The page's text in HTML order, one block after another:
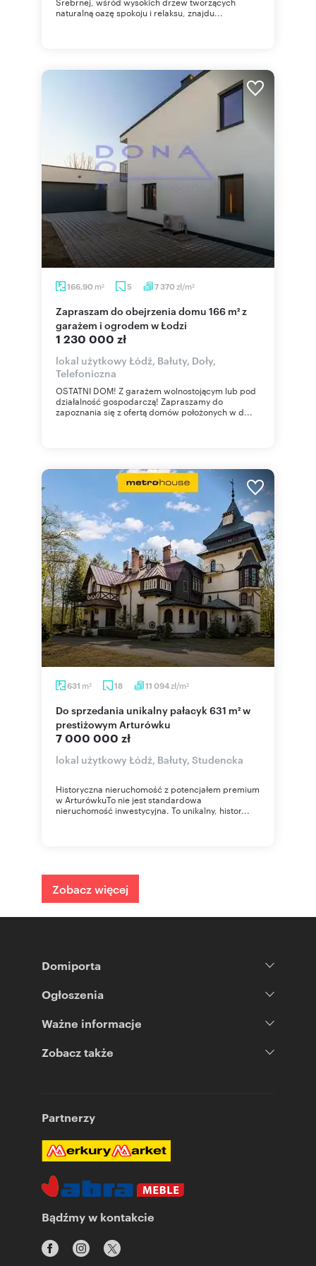
naturalną oazę spokoju i relaksu, znajdu...
166,90 m2 5 7 370zł/m2
Zapraszam do obejrzenia domu 166 m² z
garażem i ogrodem w Łodzi
1 230 000 zł
lokal użytkowy Łódź, Bałuty, Doły,
Telefoniczna
OSTATNI DOM! Z garażem wolnostojącym lub pod
działalność gospodarczą! Zapraszamy do
zapoznania się z ofertą domów położonych w d...
631 m2 18 11 094zł/m2
Do sprzedania unikalny pałacyk 631 m² w
prestiżowym Arturówku
7 000 000 zł
lokal użytkowy Łódź, Bałuty, Studencka
Historyczna nieruchomość z potencjałem premium
w ArturówkuTo nie jest standardowa
nieruchomość inwestycyjna. To unikalny, histor...
Zobacz więcej
Domiporta
Ogłoszenia
Ważne informacje
Zobacz także
Partnerzy
Bądźmy w kontakcie